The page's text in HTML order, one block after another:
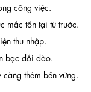
công việc.
mắc tồn tại từ trước.
thu nhập.
bạc dồi dào.
thêm bền vững.